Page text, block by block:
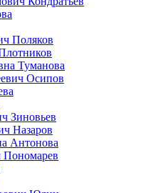
Поляков
Туманова
Осипов
Зиновьев
Назаров
Антонова
Пономарев